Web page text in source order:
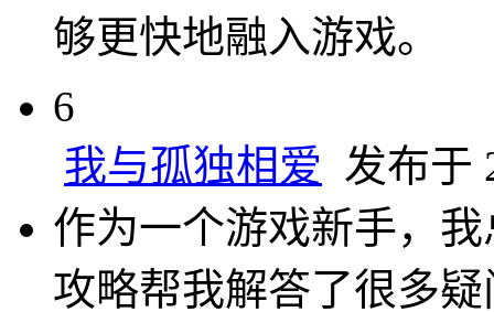
够更快地融入游戏。
6
我与孤独相爱 发布于
作为一个游戏新手，
攻略帮我解答了很多